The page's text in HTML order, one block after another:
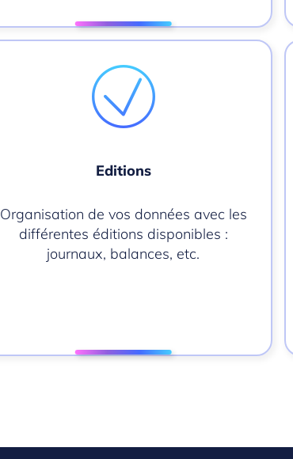
Editions
Organisation de vos données avec les
différentes éditions disponibles :
journaux, balances, etc.